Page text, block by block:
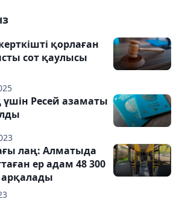
қорлаған
сот қаулысы
Ресей азаматы
лаң: Алматыда
ер адам 48 300